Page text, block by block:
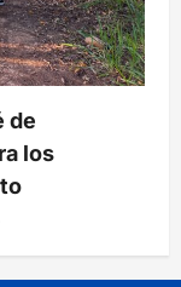
de
los